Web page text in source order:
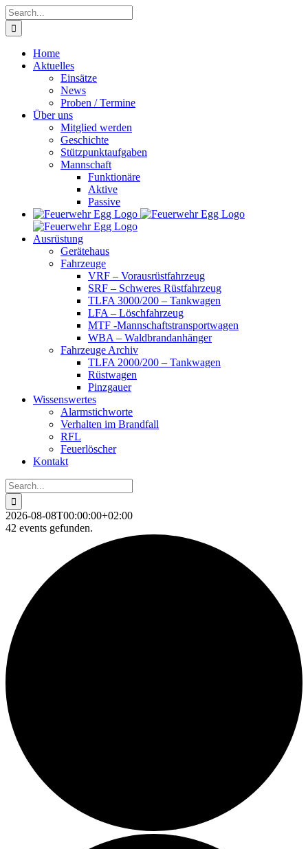
Skip
to
content
Search
for:
Home
Aktuelles
Einsätze
News
Proben / Termine
Über uns
Mitglied werden
Geschichte
Stützpunktaufgaben
Mannschaft
Funktionäre
Aktive
Passive
Ausrüstung
Gerätehaus
Fahrzeuge
VRF – Vorausrüstfahrzeug
SRF – Schweres Rüstfahrzeug
TLFA 3000/200 – Tankwagen
LFA – Löschfahrzeug
MTF -Mannschaftstransportwagen
WBA – Waldbrandanhänger
Fahrzeuge Archiv
TLFA 2000/200 – Tankwagen
Rüstwagen
Pinzgauer
Wissenswertes
Alarmstichworte
Verhalten im Brandfall
RFL
Feuerlöscher
Kontakt
Search
for:
2026-08-08T00:00:00+02:00
42 events gefunden.